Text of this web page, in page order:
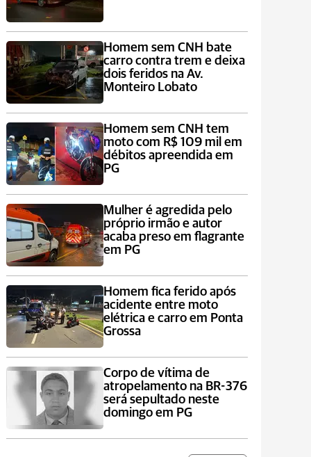
Homem sem CNH bate
carro contra trem e deixa
dois feridos na Av.
Monteiro Lobato
Homem sem CNH tem
moto com R$ 109 mil em
débitos apreendida em
PG
Mulher é agredida pelo
próprio irmão e autor
acaba preso em flagrante
em PG
Homem fica ferido após
acidente entre moto
elétrica e carro em Ponta
Grossa
Corpo de vítima de
atropelamento na BR-376
será sepultado neste
domingo em PG